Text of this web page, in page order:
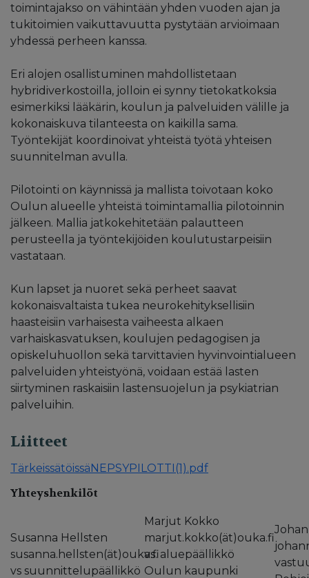
toimintajakso on vähintään yhden vuoden ajan ja
tukitoimien vaikuttavuutta pystytään arvioimaan
yhdessä perheen kanssa.
Eri alojen osallistuminen mahdollistetaan
hybridiverkostoilla, jolloin ei synny tietokatkoksia
esimerkiksi lääkärin, koulun ja palveluiden välille ja
kokonaiskuva tilanteesta on kaikilla sama.
Työntekijät koordinoivat yhteistä työtä yhteisen
suunnitelman avulla.
Pilotointi on käynnissä ja mallista toivotaan koko
Oulun alueelle yhteistä toimintamallia pilotoinnin
jälkeen. Mallia jatkokehitetään palautteen
perusteella ja työntekijöiden koulutustarpeisiin
vastataan.
Kun lapset ja nuoret sekä perheet saavat
kokonaisvaltaista tukea neurokehityksellisiin
haasteisiin varhaisesta vaiheesta alkaen
varhaiskasvatuksen, koulujen pedagogisen ja
opiskeluhuollon sekä tarvittavien hyvinvointialueen
palveluiden yhteistyönä, voidaan estää lasten
siirtyminen raskaisiin lastensuojelun ja psykiatrian
palveluihin.
Liitteet
TärkeissätöissäNEPSYPILOTTI(1).pdf
Yhteyshenkilöt
Susanna Hellsten
susanna.hellsten(ät)ouka.fi
vs suunnittelupäällikkö
Marjut Kokko
marjut.kokko(ät)ouka.fi
vs. aluepäällikkö
Oulun kaupunki